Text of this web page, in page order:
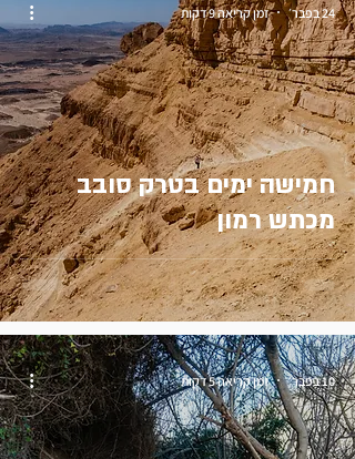
חמישה ימים בטרק סובב
מכתש רמון
24 בפבר׳ זמן קריאה 9 דקות
10 בפבר׳ זמן קריאה 5 דקות